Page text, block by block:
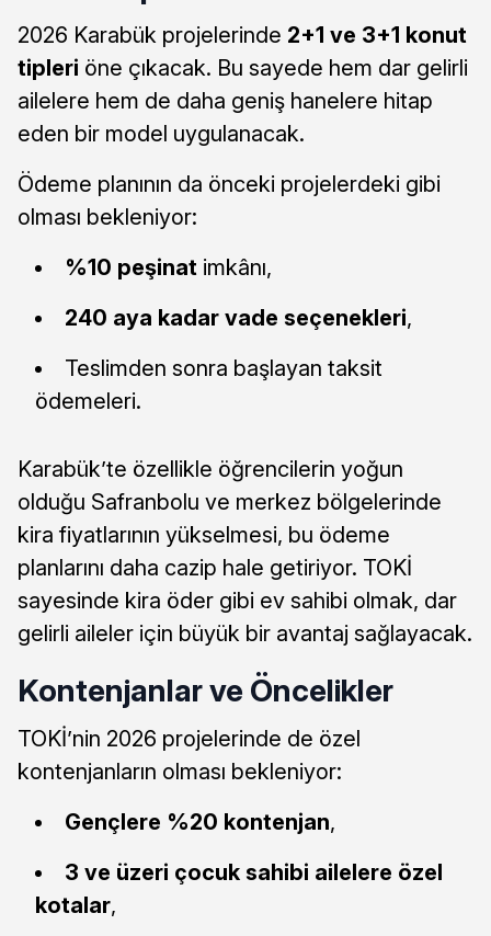
2026 Karabük projelerinde 2+1 ve 3+1 konut
tipleri öne çıkacak. Bu sayede hem dar gelirli
ailelere hem de daha geniş hanelere hitap
eden bir model uygulanacak.
Ödeme planının da önceki projelerdeki gibi
olması bekleniyor:
%10 peşinat imkânı,
240 aya kadar vade seçenekleri,
Teslimden sonra başlayan taksit
ödemeleri.
Karabük’te özellikle öğrencilerin yoğun
olduğu Safranbolu ve merkez bölgelerinde
kira fiyatlarının yükselmesi, bu ödeme
planlarını daha cazip hale getiriyor. TOKİ
sayesinde kira öder gibi ev sahibi olmak, dar
gelirli aileler için büyük bir avantaj sağlayacak.
Kontenjanlar ve Öncelikler
TOKİ’nin 2026 projelerinde de özel
kontenjanların olması bekleniyor:
Gençlere %20 kontenjan,
3 ve üzeri çocuk sahibi ailelere özel
kotalar,